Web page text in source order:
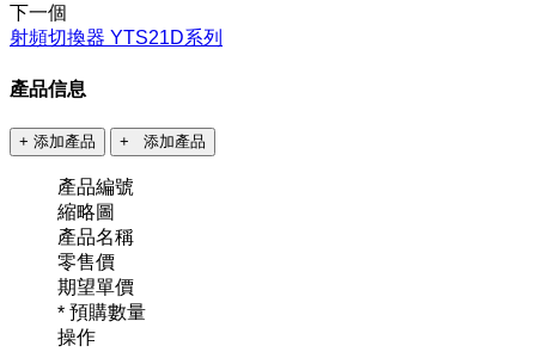
下一個
射頻切換器 YTS21D系列
產品信息
+ 添加產品 + 添加產品
產品編號
縮略圖
產品名稱
零售價
期望單價
* 預購數量
操作